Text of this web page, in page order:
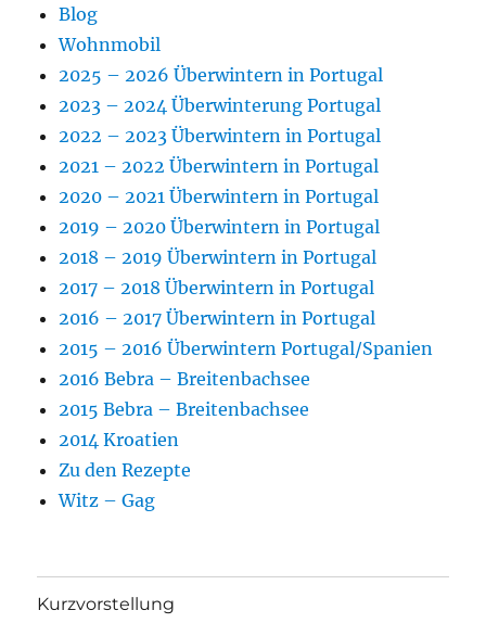
Blog
Wohnmobil
2025 – 2026 Überwintern in Portugal
2023 – 2024 Überwinterung Portugal
2022 – 2023 Überwintern in Portugal
2021 – 2022 Überwintern in Portugal
2020 – 2021 Überwintern in Portugal
2019 – 2020 Überwintern in Portugal
2018 – 2019 Überwintern in Portugal
2017 – 2018 Überwintern in Portugal
2016 – 2017 Überwintern in Portugal
2015 – 2016 Überwintern Portugal/Spanien
2016 Bebra – Breitenbachsee
2015 Bebra – Breitenbachsee
2014 Kroatien
Zu den Rezepte
Witz – Gag
Kurzvorstellung